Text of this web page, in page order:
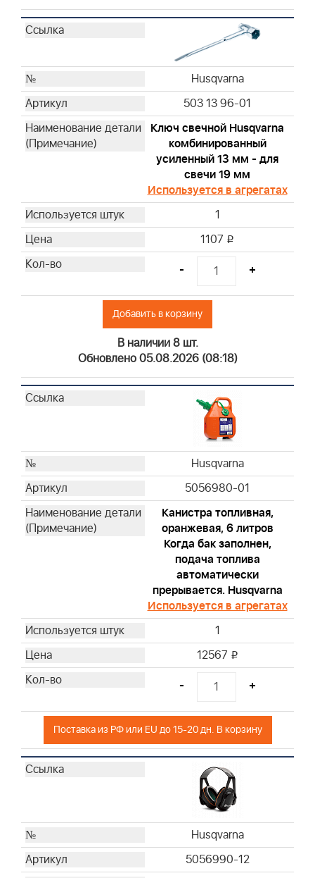
Briggs & Stratton
Briggs & Stratton
Briggs & Stratton
Briggs & Stratton
Briggs & Stratton
Briggs & Stratton
Briggs & Stratton
Briggs & Stratton
Briggs & Stratton
Briggs & Stratton
Briggs & Stratton
Briggs & Stratton
Briggs & Stratton
Briggs & Stratton
Briggs & Stratton
Briggs & Stratton
Briggs & Stratton
Briggs & Stratton
Briggs & Stratton
Briggs & Stratton
Briggs & Stratton
Briggs & Stratton
Briggs & Stratton
Briggs & Stratton
Briggs & Stratton
Briggs & Stratton
Briggs & Stratton
Briggs & Stratton
Briggs & Stratton
Briggs & Stratton
Briggs & Stratton
Briggs & Stratton
Briggs & Stratton
Briggs & Stratton
Briggs & Stratton
Briggs & Stratton
Briggs & Stratton
Briggs & Stratton
Briggs & Stratton
Briggs & Stratton
Briggs & Stratton
Husqvarna
503 13 96-01
Ключ свечной Husqvarna
комбинированный
усиленный 13 мм - для
свечи 19 мм
Используется в агрегатах
1
1107 i
- +
Добавить в корзину
В наличии 8 шт.
Обновлено 05.08.2026 (08:18)
Husqvarna
5056980-01
Канистра топливная,
оранжевая, 6 литров
Когда бак заполнен,
подача топлива
автоматически
прерывается. Husqvarna
Используется в агрегатах
1
12567 i
- +
Поставка из РФ или EU до 15-20 дн. В корзину
Husqvarna
5056990-12